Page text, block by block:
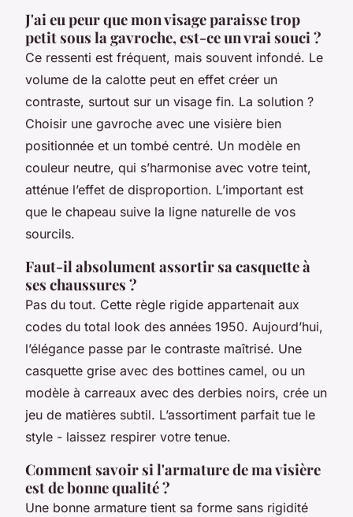
J'ai eu peur que mon visage paraisse trop
petit sous la gavroche, est-ce un vrai souci ?
Ce ressenti est fréquent, mais souvent infondé. Le
volume de la calotte peut en effet créer un
contraste, surtout sur un visage fin. La solution ?
Choisir une gavroche avec une visière bien
positionnée et un tombé centré. Un modèle en
couleur neutre, qui s’harmonise avec votre teint,
atténue l’effet de disproportion. L’important est
que le chapeau suive la ligne naturelle de vos
sourcils.
Faut-il absolument assortir sa casquette à
ses chaussures ?
Pas du tout. Cette règle rigide appartenait aux
codes du total look des années 1950. Aujourd’hui,
l’élégance passe par le contraste maîtrisé. Une
casquette grise avec des bottines camel, ou un
modèle à carreaux avec des derbies noirs, crée un
jeu de matières subtil. L’assortiment parfait tue le
style - laissez respirer votre tenue.
Comment savoir si l'armature de ma visière
est de bonne qualité ?
Une bonne armature tient sa forme sans rigidité